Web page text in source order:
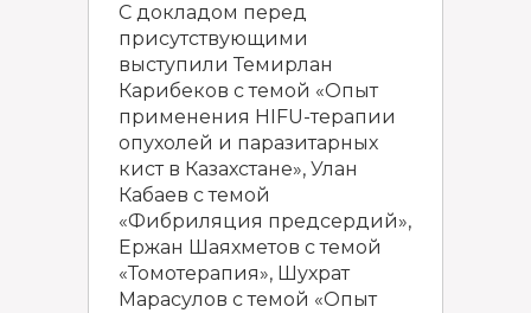
С докладом перед
присутствующими
выступили Темирлан
Карибеков с темой «Опыт
применения HIFU-терапии
опухолей и паразитарных
кист в Казахстане», Улан
Кабаев с темой
«Фибриляция предсердий»,
Ержан Шаяхметов с темой
«Томотерапия», Шухрат
Марасулов с темой «Опыт